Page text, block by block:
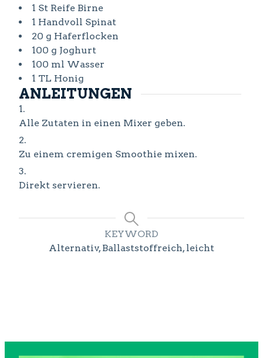
1 St Reife Birne
1 Handvoll Spinat
20 g Haferflocken
100 g Joghurt
100 ml Wasser
1 TL Honig
ANLEITUNGEN
Alle Zutaten in einen Mixer geben.
Zu einem cremigen Smoothie mixen.
Direkt servieren.
KEYWORD
Alternativ, Ballaststoffreich, leicht